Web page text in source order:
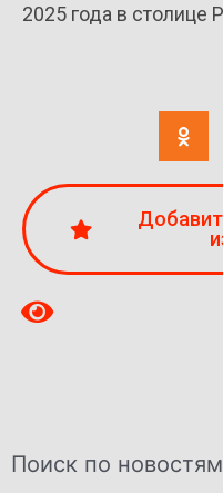
2025 года в столице
Поиск по новостям